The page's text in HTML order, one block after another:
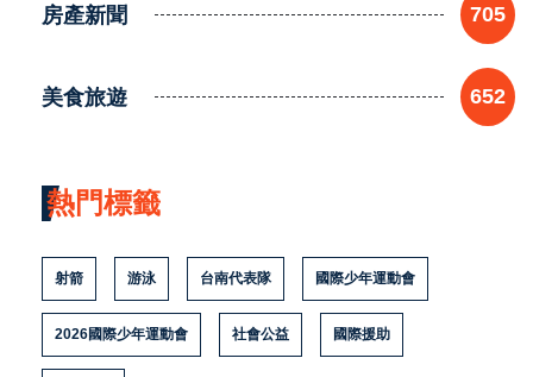
房產新聞 705
美食旅遊 652
熱門標籤
射箭 游泳 台南代表隊 國際少年運動會
2026國際少年運動會 社會公益 國際援助